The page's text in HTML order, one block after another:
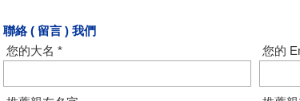
聯絡 ( 留言 ) 我們
您的大名 *
您的